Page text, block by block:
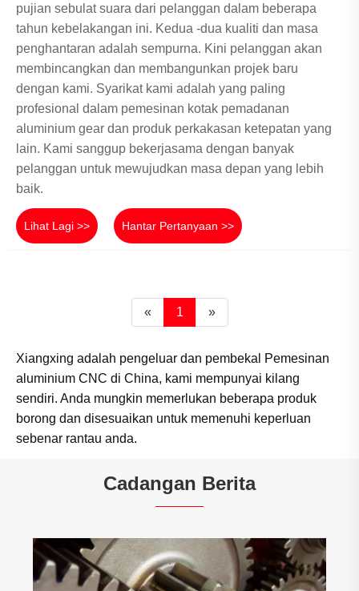
pujian sebulat suara dari pelanggan dalam beberapa
tahun kebelakangan ini. Kedua -dua kualiti dan masa
penghantaran adalah sempurna. Kini pelanggan akan
membincangkan dan membangunkan projek baru
dengan kami. Syarikat kami adalah yang paling
profesional dalam pemesinan kotak pemadanan
aluminium gear dan produk perkakasan ketepatan yang
lain. Kami sanggup bekerjasama dengan banyak
pelanggan untuk mewujudkan masa depan yang lebih
baik.
Lihat Lagi >> Hantar Pertanyaan >>
« 1 »
Xiangxing adalah pengeluar dan pembekal Pemesinan
aluminium CNC di China, kami mempunyai kilang
sendiri. Anda mungkin memerlukan beberapa produk
borong dan disesuaikan untuk memenuhi keperluan
sebenar rantau anda.
Cadangan Berita